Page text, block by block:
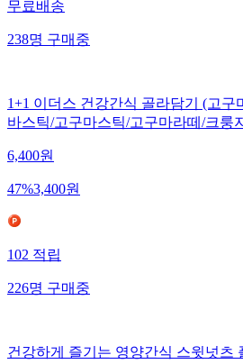
무료배송
238명구매중
1+1 이더스 건강간식 골라담기 (고구
바스틱/고구마스틱/고구마라떼/크룽
6,400원
47%3,400원
102적립
226명구매중
건강하게 즐기는 영양간식 스윗넛츠